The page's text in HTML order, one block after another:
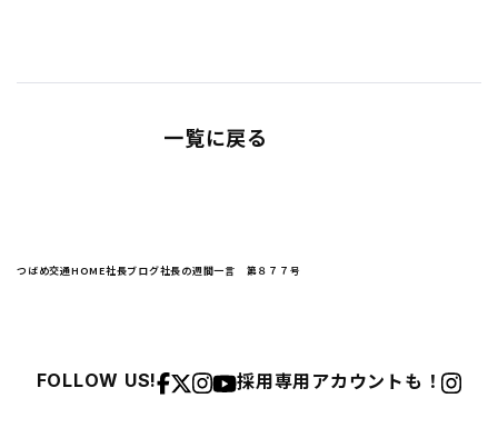
一覧に戻る
つばめ交通HOME社長ブログ社長の週間一言 第８７７号
FOLLOW US! 採用専用アカウントも！